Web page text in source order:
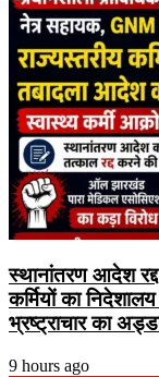
स्थानांतरण आदेश
कर्मियों का
भ्रष्ट्राचार का
9 hours ago